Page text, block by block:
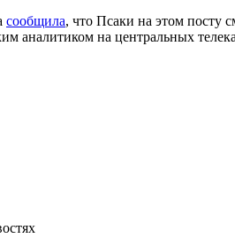
сообщила, что Псаки на этом посту
аналитиком на центральных